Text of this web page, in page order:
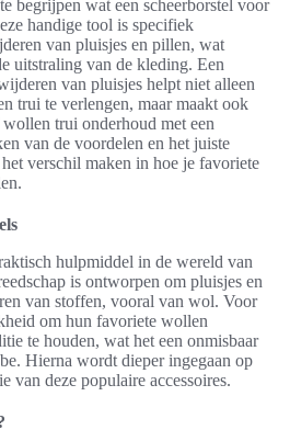
begrijpen wat een scheerborstel voor
handige tool is specifiek
van pluisjes en pillen, wat
uitstraling van de kleding. Een
van pluisjes helpt niet alleen
trui te verlengen, maar maakt ook
trui onderhoud met een
van de voordelen en het juiste
verschil maken in hoe je favoriete
hulpmiddel in de wereld van
is ontworpen om pluisjes en
van stoffen, vooral van wol. Voor
om hun favoriete wollen
te houden, wat het een onmisbaar
Hierna wordt dieper ingegaan op
van deze populaire accessoires.